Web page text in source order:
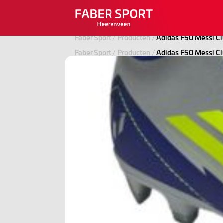
Faber Sport/ Producten / Adidas F50 Messi
Faber Sport/ Producten / Adidas F50 Messi